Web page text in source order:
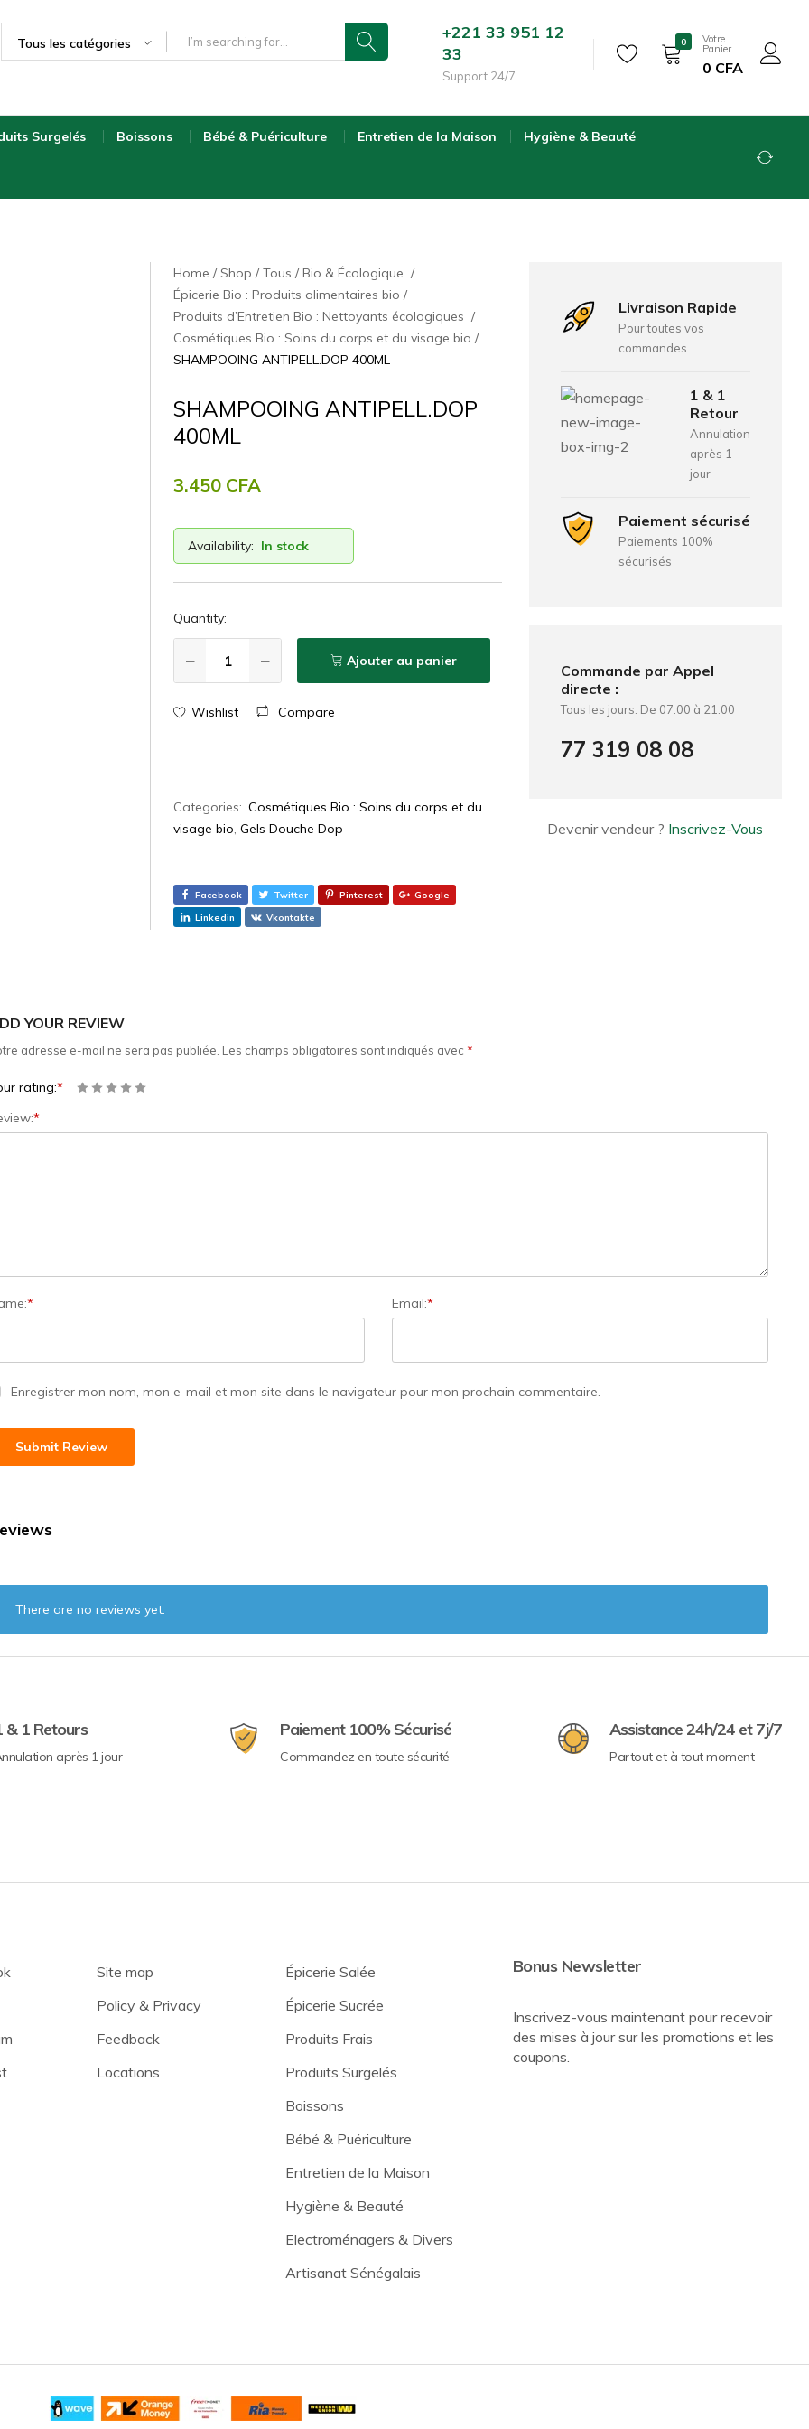
Tous les catégories
+221 33 951 12
33
Support 24/7
0 Votre
Panier
0 CFA
Surgelés Boissons Bébé & Puériculture Entretien de la Maison Hygiène & Beauté
Home Shop Tous
Bio & Écologique
Épicerie Bio : Produits alimentaires bio
Produits d’Entretien Bio : Nettoyants écologiques
Cosmétiques Bio : Soins du corps et du visage bio
SHAMPOOING ANTIPELL.DOP 400ML
SHAMPOOING ANTIPELL.DOP
400ML
3.450 CFA
Availability: In stock
Quantity:
Ajouter au panier
Wishlist Compare
Categories: Cosmétiques Bio : Soins du corps et du
visage bio,Gels Douche Dop
Facebook Twitter Pinterest
Google
Linkedin
Vkontakte
Livraison Rapide
Pour toutes vos
commandes
1 & 1
Retour
Annulation
après 1
jour
Paiement sécurisé
Paiements 100%
sécurisés
Commande par Appel
directe :
Tous les jours: De 07:00 à 21:00
77 319 08 08
Devenir vendeur ? Inscrivez-Vous
YOUR REVIEW
adresse e-mail ne sera pas publiée. Les champs obligatoires sont indiqués avec *
rating:*
*
* Email:*
Enregistrer mon nom, mon e-mail et mon site dans le navigateur pour mon prochain commentaire.
There are no reviews yet.
& 1 Retours
après 1 jour
Paiement 100% Sécurisé
Commandez en toute sécurité
Assistance 24h/24 et 7j/7
Partout et à tout moment
Site map
Policy & Privacy
Feedback
Locations
Épicerie Salée
Épicerie Sucrée
Produits Frais
Produits Surgelés
Boissons
Bébé & Puériculture
Entretien de la Maison
Hygiène & Beauté
Electroménagers & Divers
Artisanat Sénégalais
Bonus Newsletter
Inscrivez-vous maintenant pour recevoir
des mises à jour sur les promotions et les
coupons.